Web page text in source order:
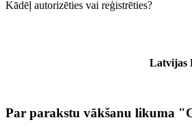
Kādēļ autorizēties vai reģistrēties?
Latvijas
Par parakstu vākšanu likuma